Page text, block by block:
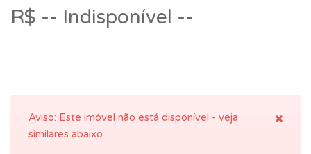
R$ -- Indisponível --
Aviso: Este imóvel não está disponível - veja
similares abaixo